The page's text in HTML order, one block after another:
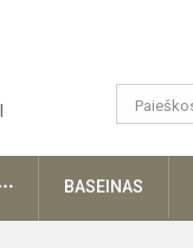
DAUGIAUBASEINAS